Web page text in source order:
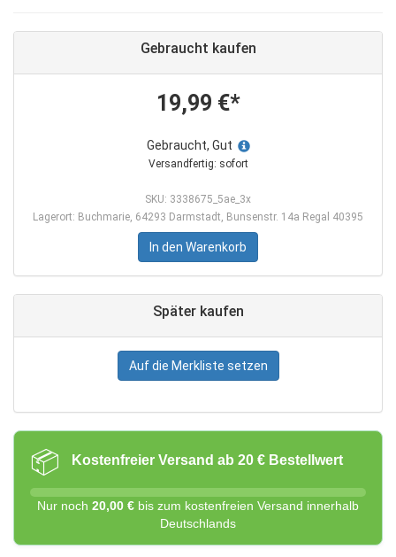
Gebraucht kaufen
19,99 €*
Gebraucht, Gut
Versandfertig: sofort
SKU: 3338675_5ae_3x
Lagerort: Buchmarie, 64293 Darmstadt, Bunsenstr. 14a Regal 40395
In den Warenkorb
Später kaufen
Auf die Merkliste setzen
📦 Kostenfreier Versand ab 20 € Bestellwert
Nur noch 20,00 € bis zum kostenfreien Versand innerhalb
Deutschlands